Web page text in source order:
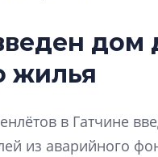
дом
жилья
в Гатчине
из аварийного